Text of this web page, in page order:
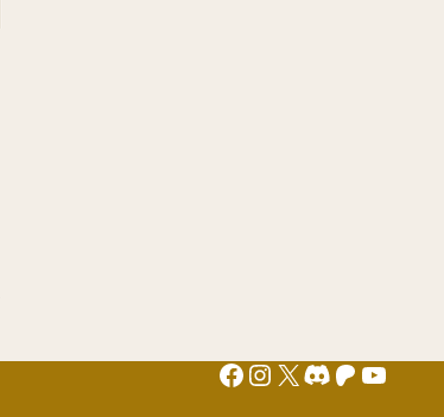
Facebook
Instagram
X Discord
Patreon